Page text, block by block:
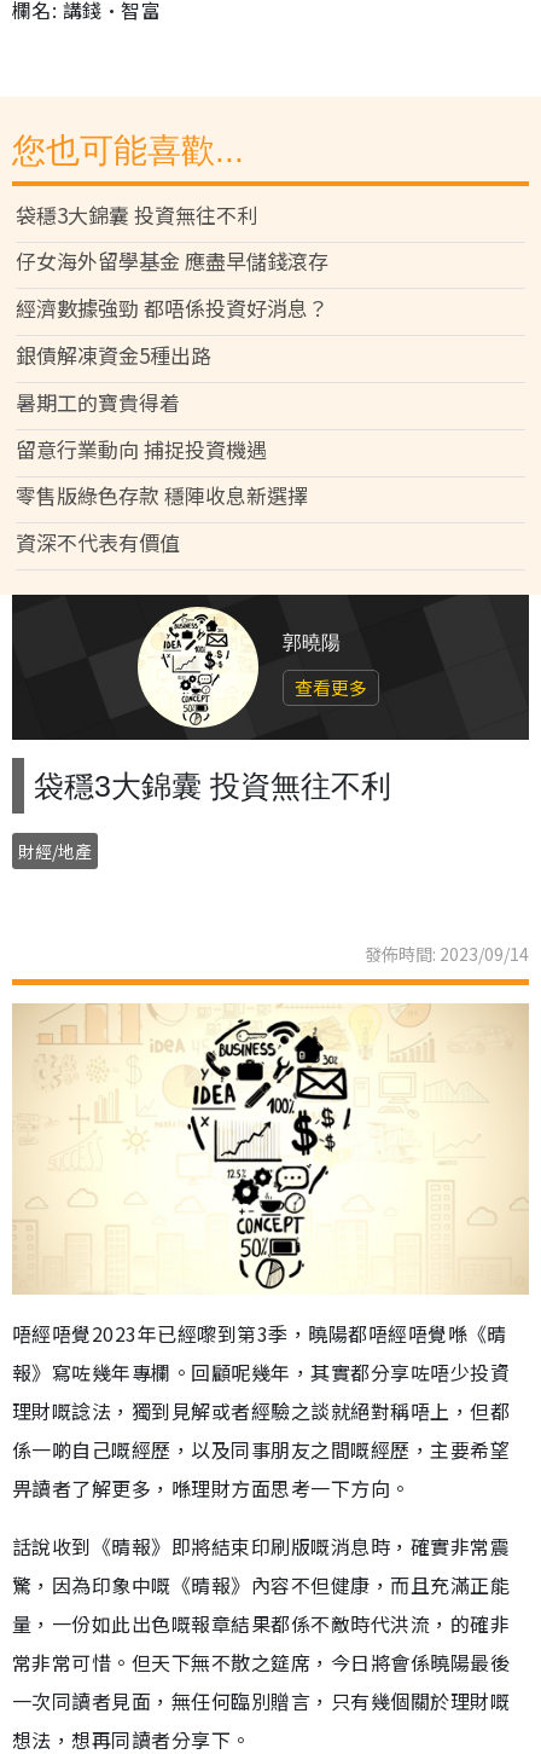
欄名: 講錢•智富
您也可能喜歡...
袋穩3大錦囊 投資無往不利
仔女海外留學基金 應盡早儲錢滾存
經濟數據強勁 都唔係投資好消息？
銀債解凍資金5種出路
暑期工的寶貴得着
留意行業動向 捕捉投資機遇
零售版綠色存款 穩陣收息新選擇
資深不代表有價值
郭曉陽
查看更多
袋穩3大錦囊 投資無往不利
財經/地產
發佈時間: 2023/09/14
唔經唔覺2023年已經嚟到第3季，曉陽都唔經唔覺喺《晴
報》寫咗幾年專欄。回顧呢幾年，其實都分享咗唔少投資
理財嘅諗法，獨到見解或者經驗之談就絕對稱唔上，但都
係一啲自己嘅經歷，以及同事朋友之間嘅經歷，主要希望
畀讀者了解更多，喺理財方面思考一下方向。
話說收到《晴報》即將結束印刷版嘅消息時，確實非常震
驚，因為印象中嘅《晴報》內容不但健康，而且充滿正能
量，一份如此出色嘅報章結果都係不敵時代洪流，的確非
常非常可惜。但天下無不散之筵席，今日將會係曉陽最後
一次同讀者見面，無任何臨別贈言，只有幾個關於理財嘅
想法，想再同讀者分享下。